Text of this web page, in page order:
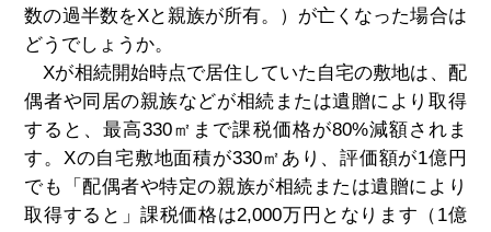
数の過半数をXと親族が所有。）が亡くなった場合は
どうでしょうか。
Xが相続開始時点で居住していた自宅の敷地は、配
偶者や同居の親族などが相続または遺贈により取得
すると、最高330㎡まで課税価格が80%減額されま
す。Xの自宅敷地面積が330㎡あり、評価額が1億円
でも「配偶者や特定の親族が相続または遺贈により
取得すると」課税価格は2,000万円となります（1億